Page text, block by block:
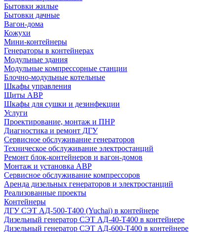
Бытовки жилые
Бытовки дачные
Вагон-дома
Кожухи
Мини-контейнеры
Генераторы в контейнерах
Модульные здания
Модульные компрессорные станции
Блочно-модульные котельные
Шкафы управления
Щиты АВР
Шкафы для сушки и дезинфекции
Услуги
Проектирование, монтаж и ПНР
Диагностика и ремонт ДГУ
Сервисное обслуживание генераторов
Техническое обслуживание электростанций
Ремонт блок-контейнеров и вагон-домов
Монтаж и установка АВР
Сервисное обслуживание компрессоров
Аренда дизельных генераторов и электростанций
Реализованные проекты
Контейнеры
ДГУ СЭТ АД-500-Т400 (Yuchai) в контейнере
Дизельный генератор СЭТ АД-40-Т400 в контейнере
Дизельный генератор СЭТ АД-600-Т400 в контейнере